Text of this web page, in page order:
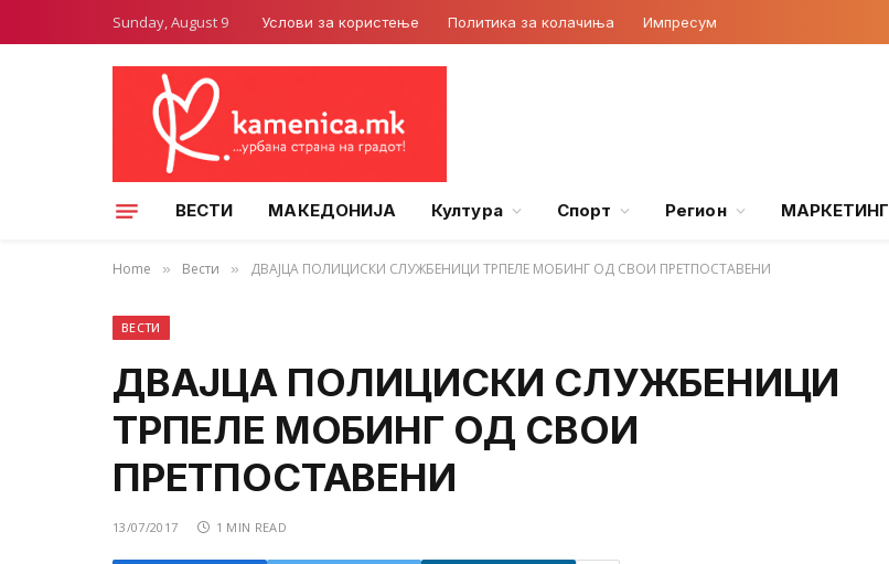
Sunday, August 9 Услови за користење Политика за колачиња Импресум
ВЕСТИ МАКЕДОНИЈА Култура Спорт Регион МАРКЕТИНГ
Home » Вести » ДВАЈЦА ПОЛИЦИСКИ СЛУЖБЕНИЦИ ТРПЕЛЕ МОБИНГ ОД СВОИ ПРЕТПОСТАВЕНИ
ВЕСТИ
ДВАЈЦА ПОЛИЦИСКИ СЛУЖБЕНИЦИ
ТРПЕЛЕ МОБИНГ ОД СВОИ
ПРЕТПОСТАВЕНИ
13/07/2017 1 MIN READ